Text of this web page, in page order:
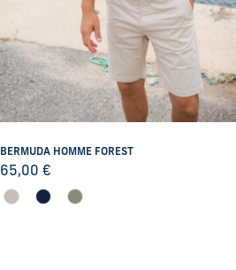
BERMUDA HOMME FOREST
65,00 €